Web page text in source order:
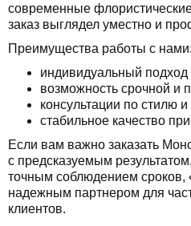
современные
заказ выглядел уместно и
Преимущества работы с нами:
индивидуальный подход
возможность срочной и
консультации по стилю
стабильное качество
Если вам важно заказать
с предсказуемым
точным соблюдением сроков,
надежным партнером для
клиентов.